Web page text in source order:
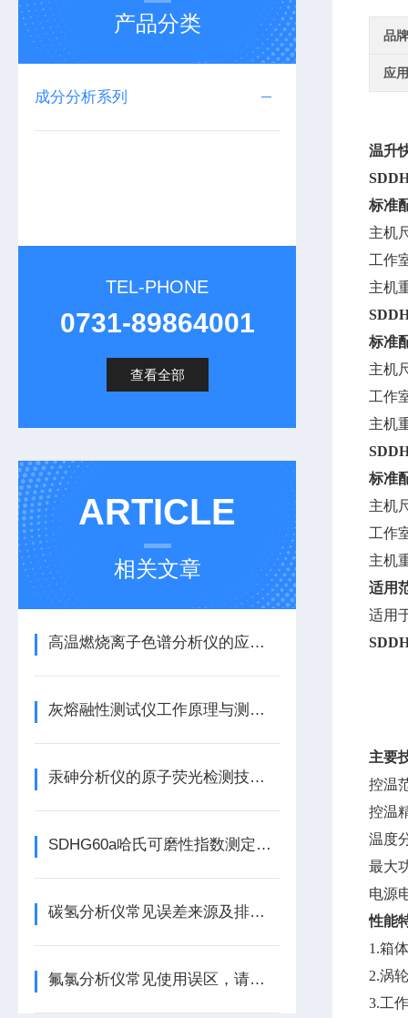
产品分类
成分分析系列
TEL-PHONE
0731-89864001
查看全部
ARTICLE
相关文章
高温燃烧离子色谱分析仪的应用标准
灰熔融性测试仪工作原理与测定方法技术解析
汞砷分析仪的原子荧光检测技术解析
SDHG60a哈氏可磨性指数测定仪的性能特点
碳氢分析仪常见误差来源及排除方法
氟氯分析仪常见使用误区，请规避！
品牌
应
温升
标准
主机
工作
主机
标准
主机
工作
主机
标准
主机
工作
主机
适用
适用
主要
控温
控温
温度
最大
电源
性能
1 .箱
2.涡
3.工